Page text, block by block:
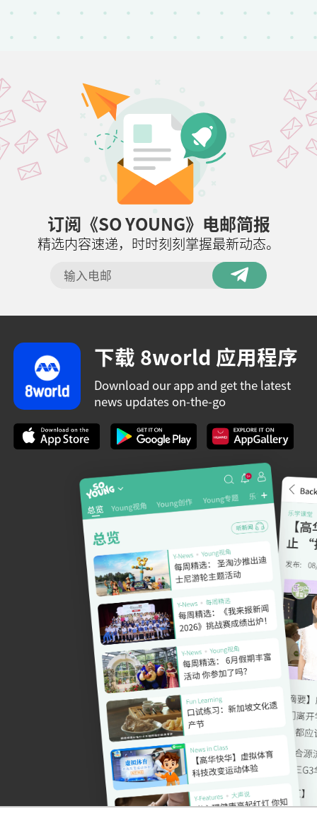
订阅《SO YOUNG》电邮简报
精选内容速递，时时刻刻掌握最新动态。
下载 8world 应用程序
Download our app and get the latest
news updates on-the-go